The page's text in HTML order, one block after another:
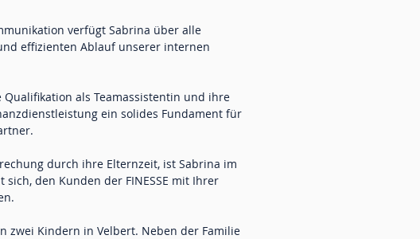
verfügt Sabrina über alle
effizienten Ablauf unserer internen
als Teamassistentin und ihre
ein solides Fundament für
durch ihre Elternzeit, ist Sabrina im
den Kunden der FINESSE mit Ihrer
zwei Kindern in Velbert. Neben der Familie